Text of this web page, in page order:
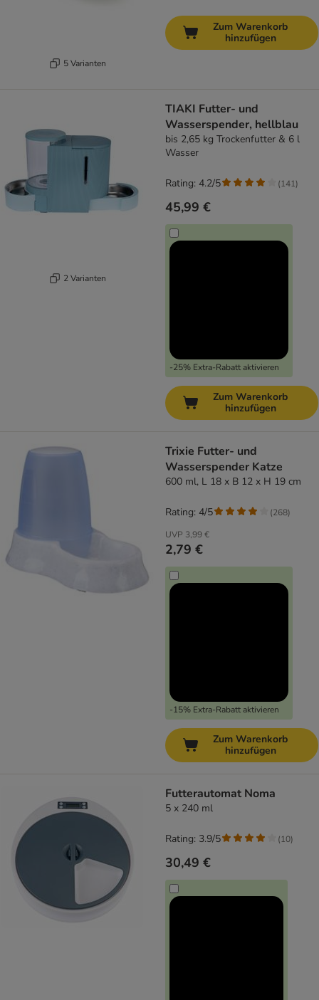
5 Varianten
Zum Warenkorb
hinzufügen
2 Varianten
TIAKI Futter- und
Wasserspender, hellblau
bis 2,65 kg Trockenfutter & 6 l
Wasser
45,99 €
-25% Extra-Rabatt aktivieren
Rating: 4.2/5 (141)
Zum Warenkorb
hinzufügen
Trixie Futter- und
Wasserspender Katze
600 ml, L 18 x B 12 x H 19 cm
UVP 3,99 €
2,79 €
-15% Extra-Rabatt aktivieren
Rating: 4/5 (268)
Zum Warenkorb
hinzufügen
Futterautomat Noma
5 x 240 ml
30,49 €
Rating: 3.9/5 (10)